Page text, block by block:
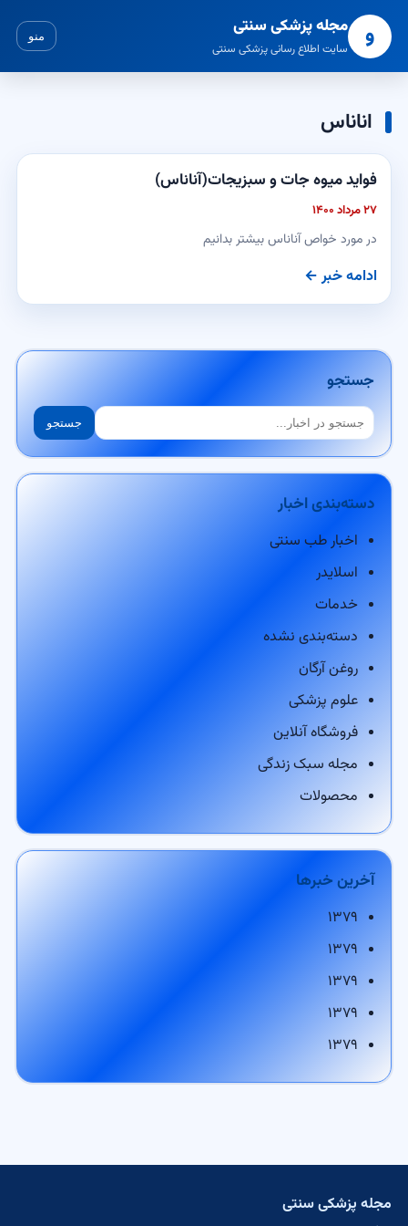
و مجله پزشکی سنتی
سایت اطلاع رسانی پزشکی سنتی
منو
اناناس
فواید میوه جات و سبزیجات(آناناس)
۲۷ مرداد ۱۴۰۰
در مورد خواص آناناس بیشتر بدانیم
ادامه خبر ←
جستجو
جستجو جستجو
دسته‌بندی اخبار
اخبار طب سنتی
اسلایدر
خدمات
دسته‌بندی نشده
روغن آرگان
علوم پزشکی
فروشگاه آنلاین
مجله سبک زندگی
محصولات
آخرین خبرها
۱۳۷۹
۱۳۷۹
۱۳۷۹
۱۳۷۹
۱۳۷۹
مجله پزشکی سنتی